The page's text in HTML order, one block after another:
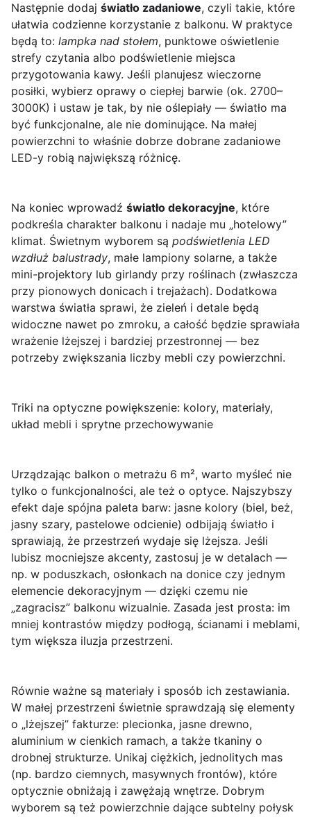
Następnie dodaj światło zadaniowe, czyli takie, które
ułatwia codzienne korzystanie z balkonu. W praktyce
będą to: lampka nad stołem, punktowe oświetlenie
strefy czytania albo podświetlenie miejsca
przygotowania kawy. Jeśli planujesz wieczorne
posiłki, wybierz oprawy o ciepłej barwie (ok. 2700–
3000K) i ustaw je tak, by nie oślepiały — światło ma
być funkcjonalne, ale nie dominujące. Na małej
powierzchni to właśnie dobrze dobrane zadaniowe
LED-y robią największą różnicę.
Na koniec wprowadź światło dekoracyjne, które
podkreśla charakter balkonu i nadaje mu „hotelowy”
klimat. Świetnym wyborem są podświetlenia LED
wzdłuż balustrady, małe lampiony solarne, a także
mini-projektory lub girlandy przy roślinach (zwłaszcza
przy pionowych donicach i trejażach). Dodatkowa
warstwa światła sprawi, że zieleń i detale będą
widoczne nawet po zmroku, a całość będzie sprawiała
wrażenie lżejszej i bardziej przestronnej — bez
potrzeby zwiększania liczby mebli czy powierzchni.
Triki na optyczne powiększenie: kolory, materiały,
układ mebli i sprytne przechowywanie
Urządzając balkon o metrażu 6 m², warto myśleć nie
tylko o funkcjonalności, ale też o optyce. Najszybszy
efekt daje spójna paleta barw: jasne kolory (biel, beż,
jasny szary, pastelowe odcienie) odbijają światło i
sprawiają, że przestrzeń wydaje się lżejsza. Jeśli
lubisz mocniejsze akcenty, zastosuj je w detalach —
np. w poduszkach, osłonkach na donice czy jednym
elemencie dekoracyjnym — dzięki czemu nie
„zagracisz” balkonu wizualnie. Zasada jest prosta: im
mniej kontrastów między podłogą, ścianami i meblami,
tym większa iluzja przestrzeni.
Równie ważne są materiały i sposób ich zestawiania.
W małej przestrzeni świetnie sprawdzają się elementy
o „lżejszej” fakturze: plecionka, jasne drewno,
aluminium w cienkich ramach, a także tkaniny o
drobnej strukturze. Unikaj ciężkich, jednolitych mas
(np. bardzo ciemnych, masywnych frontów), które
optycznie obniżają i zawężają wnętrze. Dobrym
wyborem są też powierzchnie dające subtelny połysk